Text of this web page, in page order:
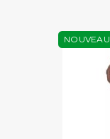
NOUVEAU